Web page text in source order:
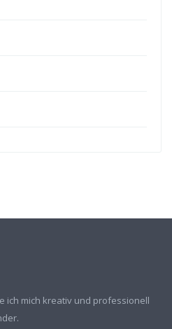
ich mich kreativ und professionell